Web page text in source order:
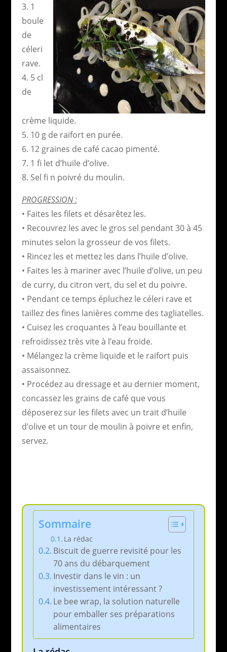
3. 1
boule
de
céleri
rave.
4. 5 cl
de
crème liquide.
5. 10 g de raifort en purée.
6. 12 graines de café cacao pimenté.
7. 1 fi let d’huile d’olive.
8. Sel fi n poivré du moulin.
PROGRESSION :
• Faites les filets et désarêtez les.
• Recouvrez les avec le gros sel pendant 30 à 45
minutes selon la grosseur de vos filets.
• Rincez les et mettez les dans l’huile d’olive.
• Faites les à mariner avec l’huile d’olive, un peu
de curry, du citron vert, du sel et du poivre.
• Pendant ce temps épluchez le céleri rave et
taillez des fines lanières comme des tagliatelles.
• Cuisez les croquantes à l’eau bouillante et
refroidissez très vite à l’eau froide.
• Mélangez la crème liquide et le raifort puis
assaisonnez.
• Procédez au dressage et au dernier moment,
concassez les grains de café que vous
déposerez sur les filets avec un trait d’huile
d’olive et un tour de moulin à poivre et enfin,
servez.
Sommaire
La rédac
Biscuit de guerre revisité pour les
70 ans du débarquement
Investir dans le vin : un
investissement intéressant ?
Le bee wrap, la solution naturelle
pour emballer ses préparations
alimentaires